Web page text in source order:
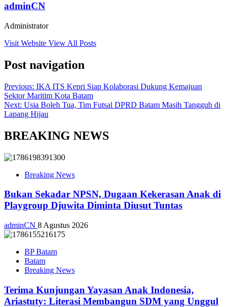
adminCN
Administrator
Visit Website View All Posts
Post navigation
Previous: IKA ITS Kepri Siap Kolaborasi Dukung Kemajuan
Sektor Maritim Kota Batam
Next: Usia Boleh Tua, Tim Futsal DPRD Batam Masih Tangguh di
Lapang Hijau
BREAKING NEWS
Breaking News
Bukan Sekadar NPSN, Dugaan Kekerasan Anak di
Playgroup Djuwita Diminta Diusut Tuntas
adminCN 8 Agustus 2026
BP Batam
Batam
Breaking News
Terima Kunjungan Yayasan Anak Indonesia,
Ariastuty: Literasi Membangun SDM yang Unggul